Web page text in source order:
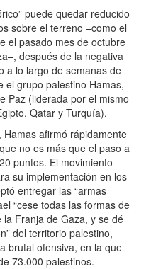
puede quedar reducido
sobre el terreno –como el
el pasado mes de octubre
después de la negativa
a lo largo de semanas de
el grupo palestino Hamas,
Paz (liderada por el mismo
Qatar y Turquía).
afirmó rápidamente
no es más que el paso a
puntos. El movimiento
su implementación en los
entregar las “armas
“cese todas las formas de
la Franja de Gaza, y se dé
del territorio palestino,
brutal ofensiva, en la que
73.000 palestinos.